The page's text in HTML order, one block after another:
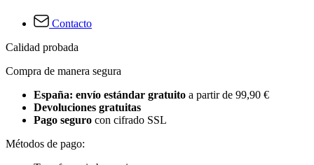
Contacto
Calidad probada
Compra de manera segura
España: envío estándar gratuito a partir de 99,90 €
Devoluciones gratuitas
Pago seguro con cifrado SSL
Métodos de pago: